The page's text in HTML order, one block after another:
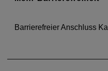
Barrierefreier Anschluss